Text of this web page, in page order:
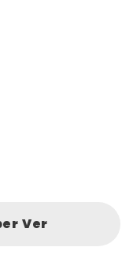
Ver